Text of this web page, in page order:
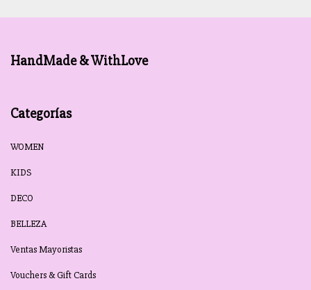
HandMade & WithLove
Categorías
WOMEN
KIDS
DECO
BELLEZA
Ventas Mayoristas
Vouchers & Gift Cards